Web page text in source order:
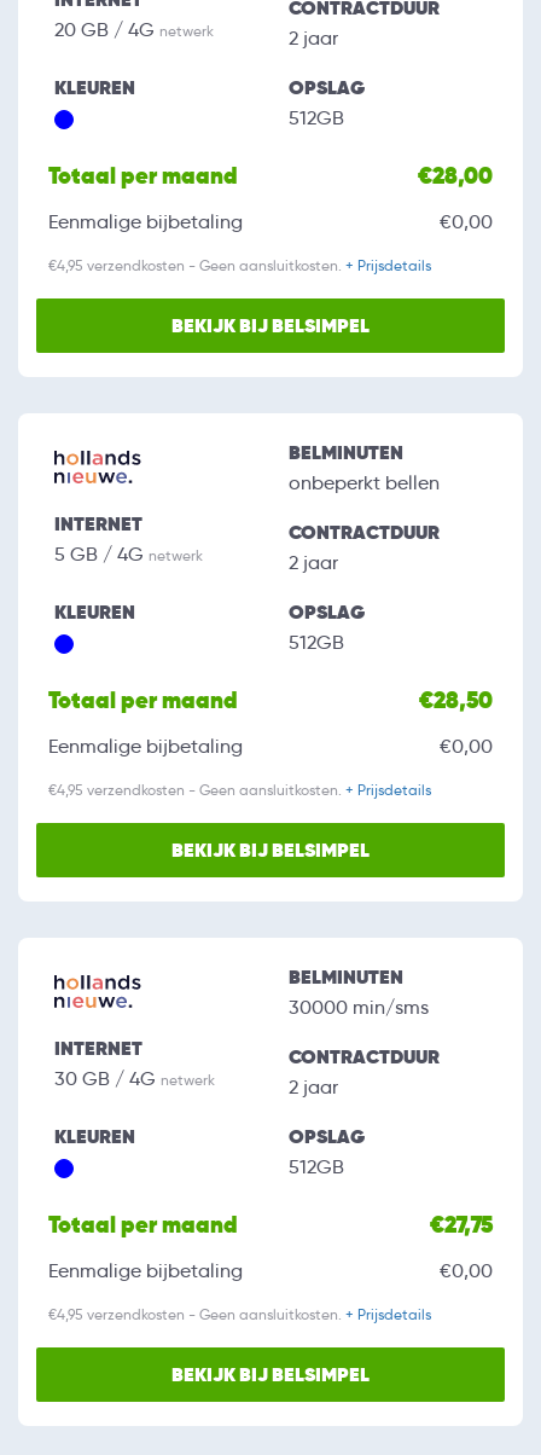
20 GB / 4G netwerk
CONTRACTDUUR
2 jaar
KLEUREN OPSLAG
512GB
Totaal per maand €28,00
Eenmalige bijbetaling €0,00
€4,95 verzendkosten - Geen aansluitkosten. + Prijsdetails
BEKIJK BIJ BELSIMPEL
INTERNET
5 GB / 4G netwerk
BELMINUTEN
onbeperkt bellen
CONTRACTDUUR
2 jaar
KLEUREN OPSLAG
512GB
Totaal per maand €28,50
Eenmalige bijbetaling €0,00
€4,95 verzendkosten - Geen aansluitkosten. + Prijsdetails
BEKIJK BIJ BELSIMPEL
INTERNET
30 GB / 4G netwerk
BELMINUTEN
30000 min/sms
CONTRACTDUUR
2 jaar
KLEUREN OPSLAG
512GB
Totaal per maand €27,75
Eenmalige bijbetaling €0,00
€4,95 verzendkosten - Geen aansluitkosten. + Prijsdetails
BEKIJK BIJ BELSIMPEL